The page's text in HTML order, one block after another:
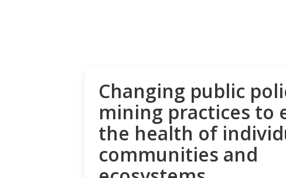
Changing public
mining practices to
the health of
communities and